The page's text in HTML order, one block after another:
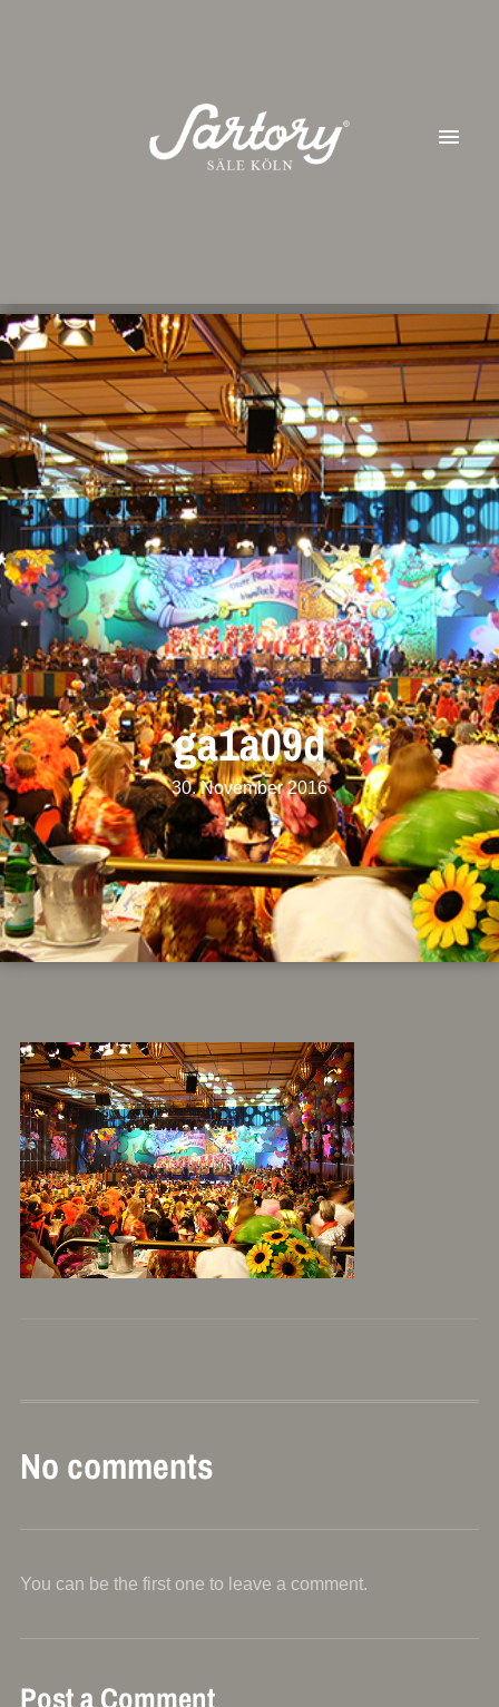
ga1a09d
30. November 2016
No comments
You can be the first one to leave a comment.
Post a Comment